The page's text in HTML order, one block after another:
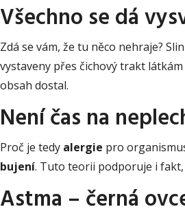
Všechno se dá
Zdá se vám, že tu něco nehraje?
vystaveny přes čichový trakt
obsah dostal.
Není čas na
Proč je tedy alergie pro
bujení. Tuto teorii podporuje i fakt,
Astma – černá